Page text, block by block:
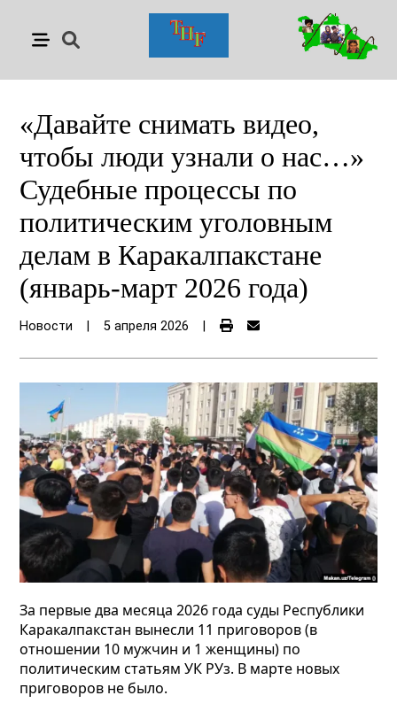
«Давайте снимать видео,
чтобы люди узнали о нас…»
Судебные процессы по
политическим уголовным
делам в Каракалпакстане
(январь-март 2026 года)
Новости 5 апреля 2026
За первые два месяца 2026 года суды Республики
Каракалпакстан вынесли 11 приговоров (в
отношении 10 мужчин и 1 женщины) по
политическим статьям УК РУз. В марте новых
приговоров не было.